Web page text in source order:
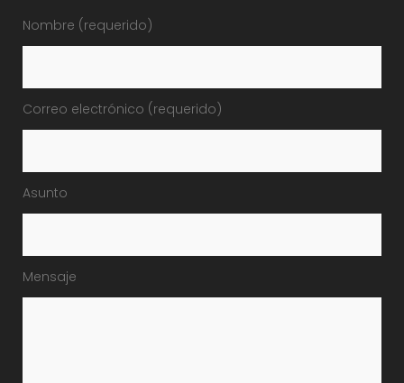
Nombre (requerido)
Correo electrónico (requerido)
Asunto
Mensaje